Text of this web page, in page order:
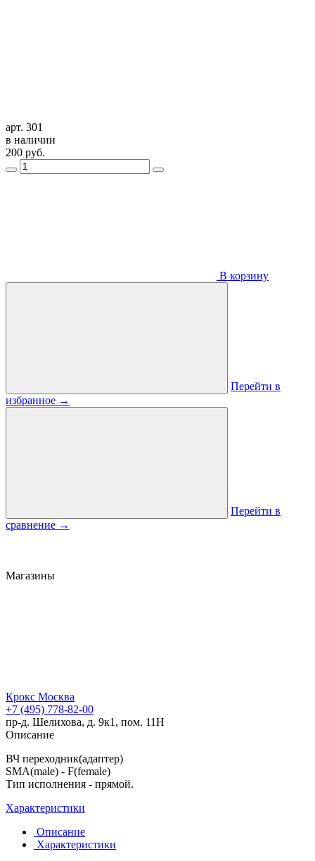
арт. 301
в наличии
200 руб.
В корзину
Перейти в
избранное →
Перейти в
сравнение →
Магазины
Крокс Москва
+7 (495) 778-82-00
пр-д. Шелихова, д. 9к1, пом. 11Н
Описание
ВЧ переходник(адаптер)
SMA(male) - F(female)
Тип исполнения - прямой.
Характеристики
Описание
Характеристики